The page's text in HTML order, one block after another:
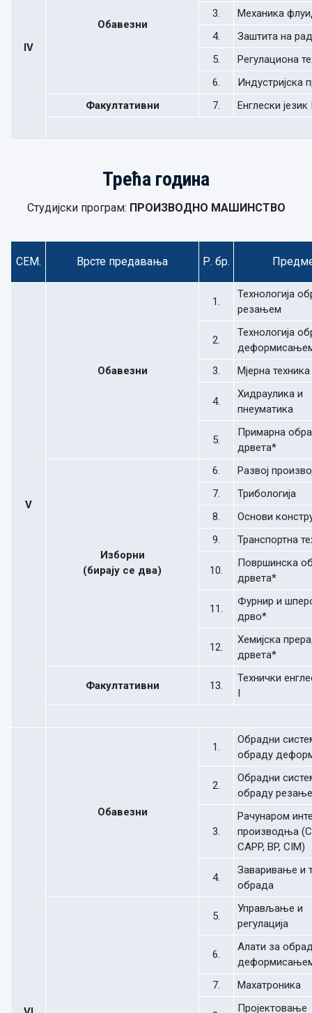
IV
Обавезни
3.
Механика
4.
Заштита на
5.
Регулациона
6.
Индустријска
Факултативни
7. Енглески језик
Трећа година
Студијски програм: ПРОИЗВОДНО МАШИНСТВО
СЕМ. Врсте предавања Р. бр.
V
Обавезни
1.
Технологија
резањем
2.
Технологија
3.
Мјерна техника
4.
Хидраулика и
пнеуматика
5.
Примарна
дрвета*
Изборни
(бирају се два)
6.
Развој
7.
Трибологија
8.
Основи
9.
Транспортна
10.
Површинска
дрвета*
11.
Фурнир и
дрво*
12.
Хемијска
дрвета*
Факултативни 13.
Технички
I
Обавезни
1.
Обрадни
обраду
2.
Обрадни
обраду
3.
Рачунаром
производња
CAPP, BP, CIM)
4.
Заваривање и
обрада
5.
Управљање и
регулација
6.
Алати за
7.
Махатроника
Пројектовање